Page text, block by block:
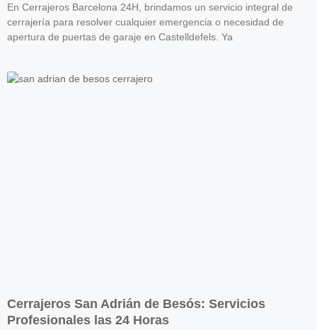
En Cerrajeros Barcelona 24H, brindamos un servicio integral de
cerrajería para resolver cualquier emergencia o necesidad de
apertura de puertas de garaje en Castelldefels. Ya
Cerrajeros San Adrián de Besós: Servicios
Profesionales las 24 Horas